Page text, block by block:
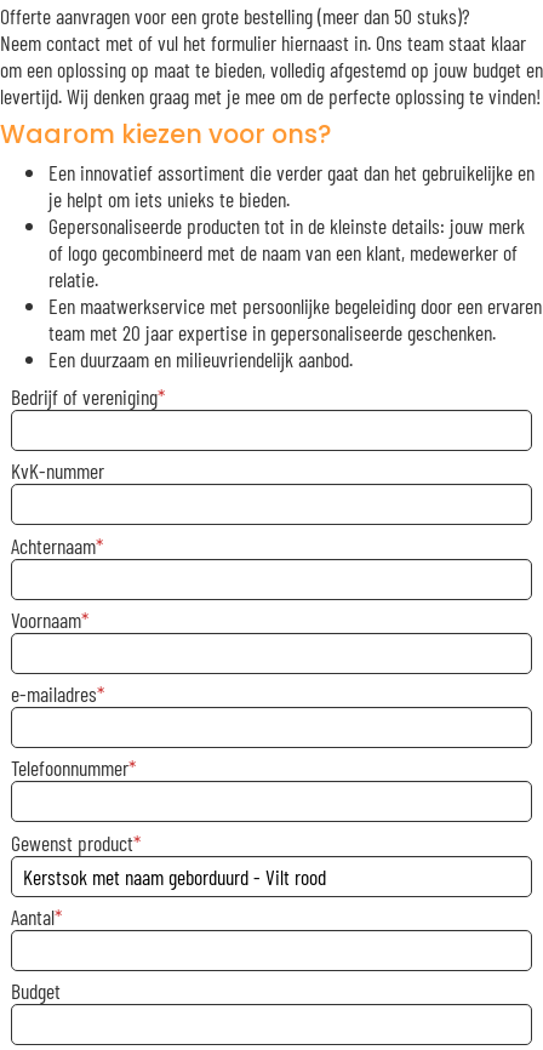
Offerte aanvragen voor een grote bestelling (meer dan 50 stuks)?
Neem contact met of vul het formulier hiernaast in. Ons team staat klaar
om een oplossing op maat te bieden, volledig afgestemd op jouw budget en
levertijd. Wij denken graag met je mee om de perfecte oplossing te vinden!
Waarom kiezen voor ons?
Een innovatief assortiment die verder gaat dan het gebruikelijke en
je helpt om iets unieks te bieden.
Gepersonaliseerde producten tot in de kleinste details: jouw merk
of logo gecombineerd met de naam van een klant, medewerker of
relatie.
Een maatwerkservice met persoonlijke begeleiding door een ervaren
team met 20 jaar expertise in gepersonaliseerde geschenken.
Een duurzaam en milieuvriendelijk aanbod.
Bedrijf of vereniging
KvK-nummer
Achternaam
Voornaam
e-mailadres
Telefoonnummer
Gewenst product
Aantal
Budget